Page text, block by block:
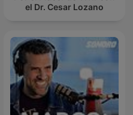
el Dr. Cesar Lozano